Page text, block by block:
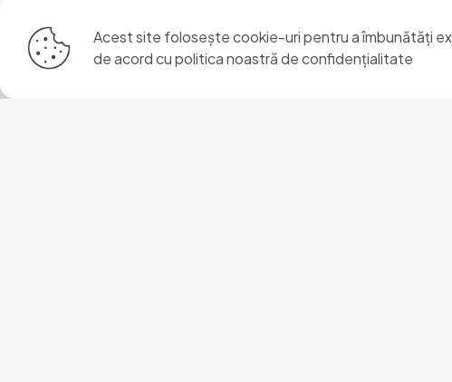
Acest site folosește cookie-uri pentru a îmbunătăți
de acord cupolitica noastră de confidențialitate